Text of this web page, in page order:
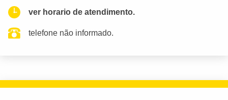
ver horario de atendimento.
telefone não informado.